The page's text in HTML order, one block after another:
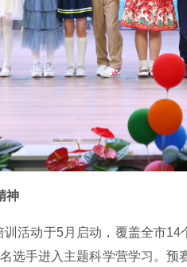
神
活动于5月启动，覆盖全市
选手进入主题科学营学习。预